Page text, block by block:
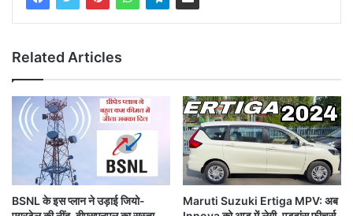
Related Articles
BSNL के इस प्लान ने उड़ाई जियो-
Maruti Suzuki Ertiga MPV: अब